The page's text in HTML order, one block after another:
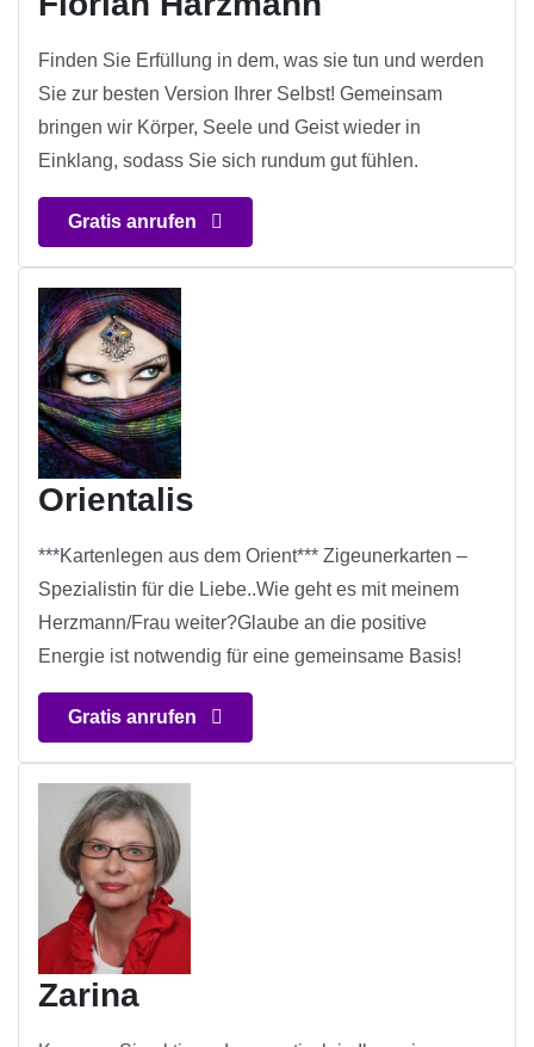
Finden Sie Erfüllung in dem, was sie tun und werden
Sie zur besten Version Ihrer Selbst! Gemeinsam
bringen wir Körper, Seele und Geist wieder in
Einklang, sodass Sie sich rundum gut fühlen.
Gratis anrufen
Orientalis
***Kartenlegen aus dem Orient*** Zigeunerkarten –
Spezialistin für die Liebe..Wie geht es mit meinem
Herzmann/Frau weiter?Glaube an die positive
Energie ist notwendig für eine gemeinsame Basis!
Gratis anrufen
Zarina